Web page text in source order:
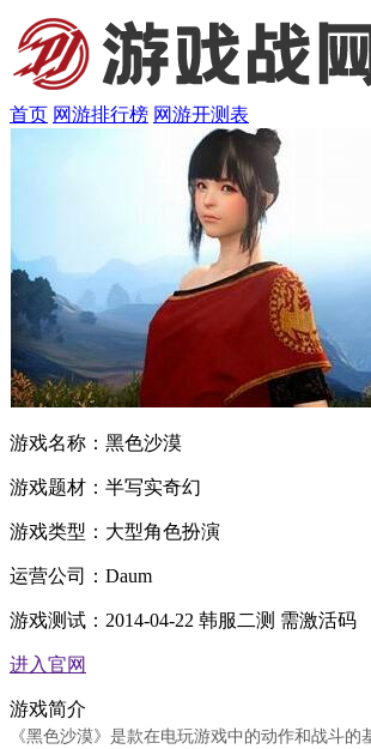
首页 网游排行榜 网游开测表
游戏名称： 黑色沙漠
游戏题材： 半写实奇幻
游戏类型： 大型角色扮演
运营公司： Daum
游戏测试： 2014-04-22 韩服二测 需激活码
进入官网
游戏简介
《黑色沙漠》是款在电玩游戏中的动作和战斗的